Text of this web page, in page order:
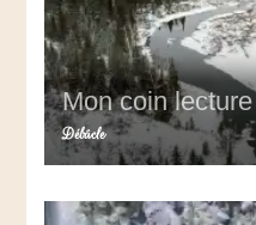
Mon coin lecture
Débâcle